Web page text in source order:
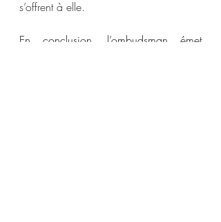
s’offrent à elle.
En conclusion, l’ombudsman émet